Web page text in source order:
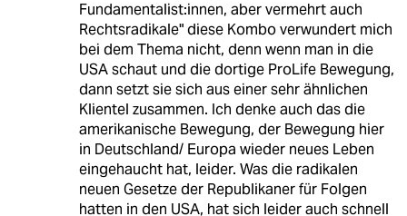
Aber selbst wenn: jeder hat das
Recht unvernünftig zu sein und man
kann da - falls gewollt - Ratschläge
geben aber die Entscheidung steht
jeden Menschen am Ende selbst zu.
Momo Bar
19.09.2024,16:26 Uhr